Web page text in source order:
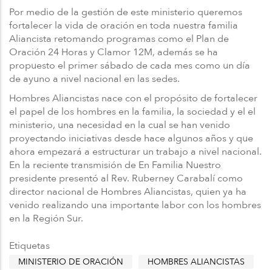
Por medio de la gestión de este ministerio queremos
fortalecer la vida de oración en toda nuestra familia
Aliancista retomando programas como el Plan de
Oración 24 Horas y Clamor 12M, además se ha
propuesto el primer sábado de cada mes como un día
de ayuno a nivel nacional en las sedes.
Hombres Aliancistas nace con el propósito de fortalecer
el papel de los hombres en la familia, la sociedad y el el
ministerio, una necesidad en la cual se han venido
proyectando iniciativas desde hace algunos años y que
ahora empezará a estructurar un trabajo a nivel nacional.
En la reciente transmisión de En Familia Nuestro
presidente presentó al Rev. Ruberney Carabalí como
director nacional de Hombres Aliancistas, quien ya ha
venido realizando una importante labor con los hombres
en la Región Sur.
Etiquetas
MINISTERIO DE ORACIÓN HOMBRES ALIANCISTAS